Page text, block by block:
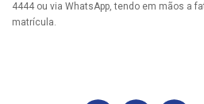
4444 ou via WhatsApp, tendo em mãos a
matrícula.